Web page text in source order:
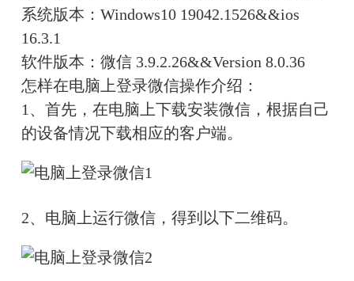
系统版本：Windows10 19042.1526&&ios
16.3.1
软件版本：微信 3.9.2.26&&Version 8.0.36
怎样在电脑上登录微信操作介绍：
1、首先，在电脑上下载安装微信，根据自己
的设备情况下载相应的客户端。
2、电脑上运行微信，得到以下二维码。